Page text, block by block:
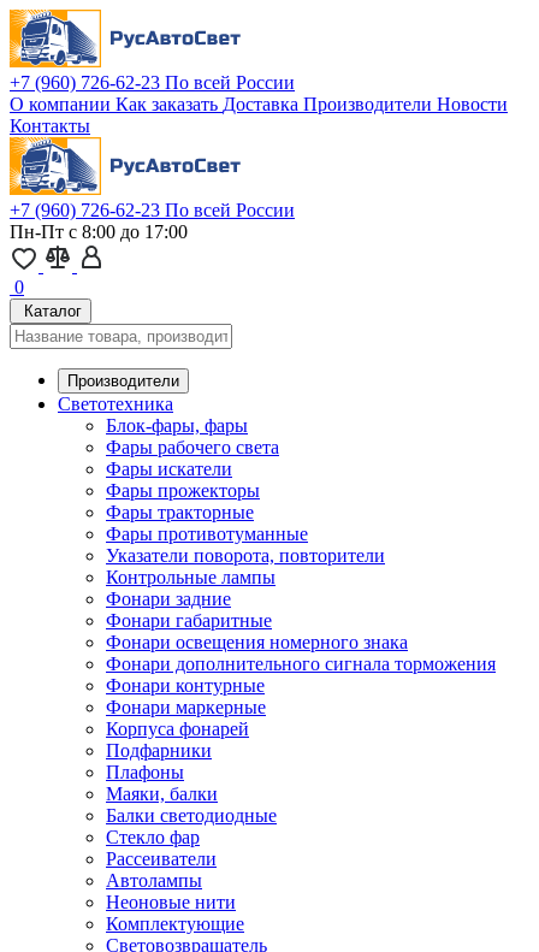
+7 (960) 726-62-23 По всей России
О компании Как заказать Доставка Производители Новости
Контакты
+7 (960) 726-62-23 По всей России
Пн-Пт с 8:00 до 17:00
0
Каталог
Производители
Светотехника
Блок-фары, фары
Фары рабочего света
Фары искатели
Фары прожекторы
Фары тракторные
Фары противотуманные
Указатели поворота, повторители
Контрольные лампы
Фонари задние
Фонари габаритные
Фонари освещения номерного знака
Фонари дополнительного сигнала торможения
Фонари контурные
Фонари маркерные
Корпуса фонарей
Подфарники
Плафоны
Маяки, балки
Балки светодиодные
Стекло фар
Рассеиватели
Автолампы
Неоновые нити
Комплектующие
Световозвращатель